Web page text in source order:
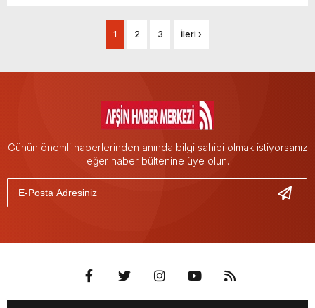
1 2 3 İleri ›
Günün önemli haberlerinden anında bilgi sahibi olmak istiyorsanız
eğer haber bültenine üye olun.